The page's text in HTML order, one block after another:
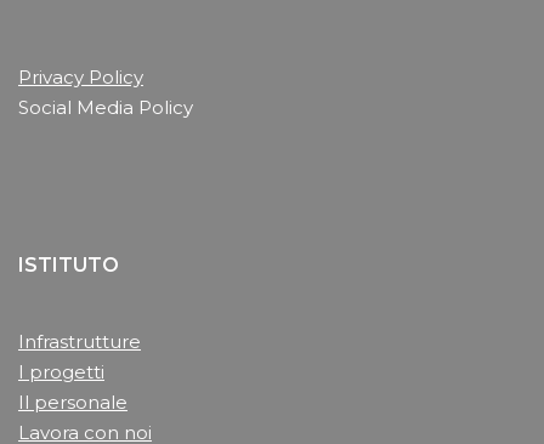
Privacy Policy
Social Media Policy
ISTITUTO
Infrastrutture
I progetti
Il personale
Lavora con noi